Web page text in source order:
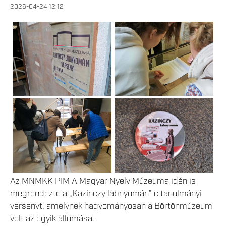
2026-04-24 12:12
Az MNMKK PIM A Magyar Nyelv Múzeuma idén is
megrendezte a „Kazinczy lábnyomán” c tanulmányi
versenyt, amelynek hagyományosan a Börtönmúzeum
volt az egyik állomása.